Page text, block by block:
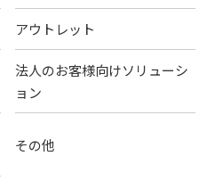
アウトレット
法人のお客様向けソリューシ
ョン
その他